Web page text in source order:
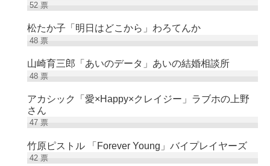
52票
松たか子「明日はどこから」わろてんか
48票
山崎育三郎「あいのデータ」あいの結婚相談所
48票
アカシック「愛×Happy×クレイジー」ラブホの上野
さん
47票
竹原ピストル 「Forever Young」バイプレイヤーズ
42票